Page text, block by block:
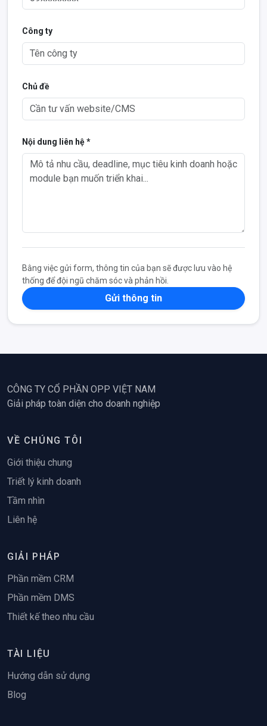
Công ty
Chủ đề
Nội dung liên hệ *
Bằng việc gửi form, thông tin của bạn sẽ được lưu vào hệ
thống để đội ngũ chăm sóc và phản hồi.
Gửi thông tin
CÔNG TY CỔ PHẦN OPP VIỆT NAM
Giải pháp toàn diện cho doanh nghiệp
VỀ CHÚNG TÔI
Giới thiệu chung
Triết lý kinh doanh
Tầm nhìn
Liên hệ
GIẢI PHÁP
Phần mềm CRM
Phần mềm DMS
Thiết kế theo nhu cầu
TÀI LIỆU
Hướng dẫn sử dụng
Blog